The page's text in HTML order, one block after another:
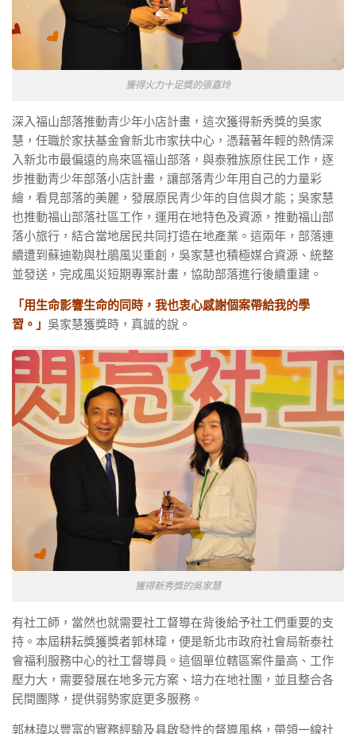
獲得火力十足獎的張嘉玲
深入福山部落推動青少年小店計畫，這次獲得新秀獎的吳家
慧，任職於家扶基金會新北市家扶中心，憑藉著年輕的熱情深
入新北市最偏遠的烏來區福山部落，與泰雅族原住民工作，逐
步推動青少年部落小店計畫，讓部落青少年用自己的力量彩
繪，看見部落的美麗，發展原民青少年的自信與才能；吳家慧
也推動福山部落社區工作，運用在地特色及資源，推動福山部
落小旅行，結合當地居民共同打造在地產業。這兩年，部落連
續遭到蘇迪勒與杜鵑風災重創，吳家慧也積極媒合資源、統整
並發送，完成風災短期專案計畫，協助部落進行後續重建。
「用生命影響生命的同時，我也衷心感謝個案帶給我的學
習。」 吳家慧獲獎時，真誠的說。
獲得新秀獎的吳家慧
有社工師，當然也就需要社工督導在背後給予社工們重要的支
持。本屆耕耘獎獲獎者郭林瑋，便是新北市政府社會局新泰社
會福利服務中心的社工督導員。這個單位轄區案件量高、工作
壓力大，需要發展在地多元方案、培力在地社團，並且整合各
民間團隊，提供弱勢家庭更多服務。
郭林瑋以豐富的實務經驗及具啟發性的督導風格，帶領一線社